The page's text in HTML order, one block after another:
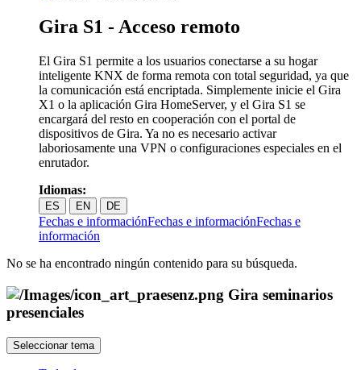
Gira S1 - Acceso remoto
El Gira S1 permite a los usuarios conectarse a su hogar
inteligente KNX de forma remota con total seguridad, ya que
la comunicación está encriptada. Simplemente inicie el Gira
X1 o la aplicación Gira HomeServer, y el Gira S1 se
encargará del resto en cooperación con el portal de
dispositivos de Gira. Ya no es necesario activar
laboriosamente una VPN o configuraciones especiales en el
enrutador.
Idiomas:
ES EN DE
Fechas e informaciónFechas e informaciónFechas e
información
No se ha encontrado ningún contenido para su búsqueda.
Gira seminarios
presenciales
Seleccionar tema